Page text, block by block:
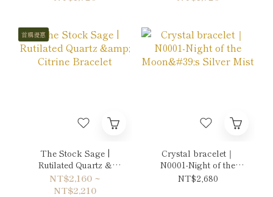
首購優惠
The Stock Sage |
Rutilated Quartz &
Citrine Bracelet
NT$2,160 ~
NT$2,210
Crystal bracelet｜
N0001-Night of the
Moon's Silver Mist
NT$2,680